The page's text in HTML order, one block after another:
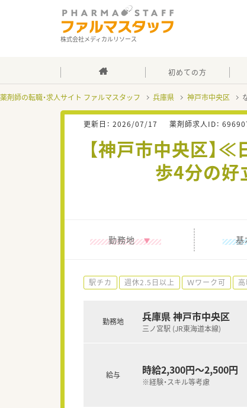
株式会社メディカルリソース
初めての方
薬剤師の転職・求人サイト ファルマスタッフ 兵庫県 神戸市中央区
更新日： 2026/07/17 薬剤師求人ID：
【神戸市中央区】
歩4分の好
勤務地 基
駅チカ 週休2.5日以上 Ｗワーク可
勤務地 兵庫県 神戸市中央区
三ノ宮駅 (JR東海道本線)
給与 時給2,300円～2,500円
※経験・スキル等考慮